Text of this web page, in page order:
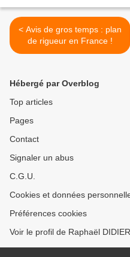
< Avis de gros temps : plan
de rigueur en France !
Hébergé par Overblog
Top articles
Pages
Contact
Signaler un abus
C.G.U.
Cookies et données
Préférences cookies
Voir le profil de Raphaël